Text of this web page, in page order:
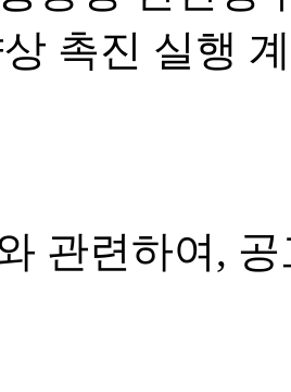
촉진 실행
관련하여,